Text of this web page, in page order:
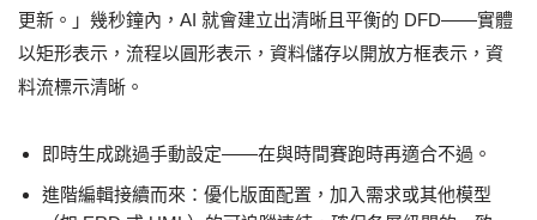
更新。」幾秒鐘內，AI 就會建立出清晰且平衡的 DFD——實體
以矩形表示，流程以圓形表示，資料儲存以開放方框表示，資
料流標示清晰。
即時生成跳過手動設定——在與時間賽跑時再適合不過。
進階編輯接續而來：優化版面配置，加入需求或其他模型